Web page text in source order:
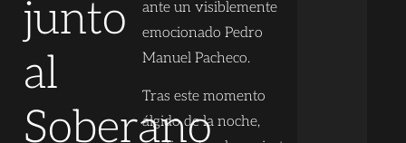
junto
al
Soberano
ante un visiblemente
emocionado Pedro
Manuel Pacheco.
Tras este momento
álgido de la noche,